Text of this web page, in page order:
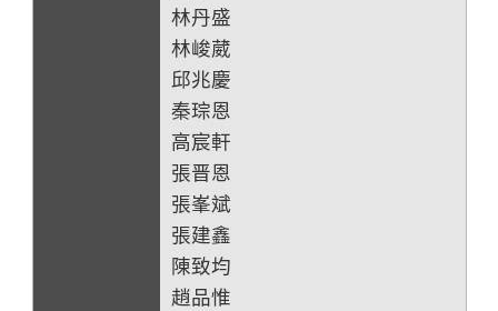
林丹盛
林峻葳
邱兆慶
秦琮恩
高宸軒
張晋恩
張峯斌
張建鑫
陳致均
趙品惟